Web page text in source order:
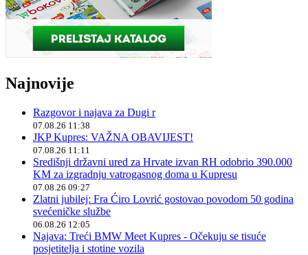
Najnovije
Razgovor i najava za Dugi r
07.08.26 11:38
JKP Kupres: VAŽNA OBAVIJEST!
07.08.26 11:11
Središnji državni ured za Hrvate izvan RH odobrio 390.000
KM za izgradnju vatrogasnog doma u Kupresu
07.08.26 09:27
Zlatni jubilej: Fra Ćiro Lovrić gostovao povodom 50 godina
svećeničke službe
06.08.26 12:05
Najava: Treći BMW Meet Kupres - Očekuju se tisuće
posjetitelja i stotine vozila